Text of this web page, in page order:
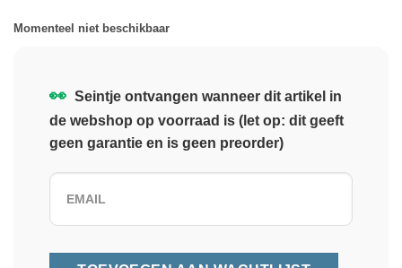
Momenteel niet beschikbaar
👀 Seintje ontvangen wanneer dit artikel in
de webshop op voorraad is (let op: dit geeft
geen garantie en is geen preorder)